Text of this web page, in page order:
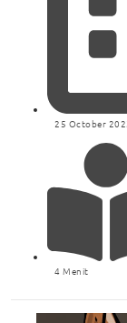
25 October
4 Menit